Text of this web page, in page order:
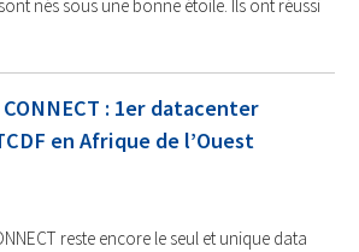
nés sous une bonne étoile. Ils ont réussi
: 1er datacenter
en Afrique de l’Ouest
reste encore le seul et unique data